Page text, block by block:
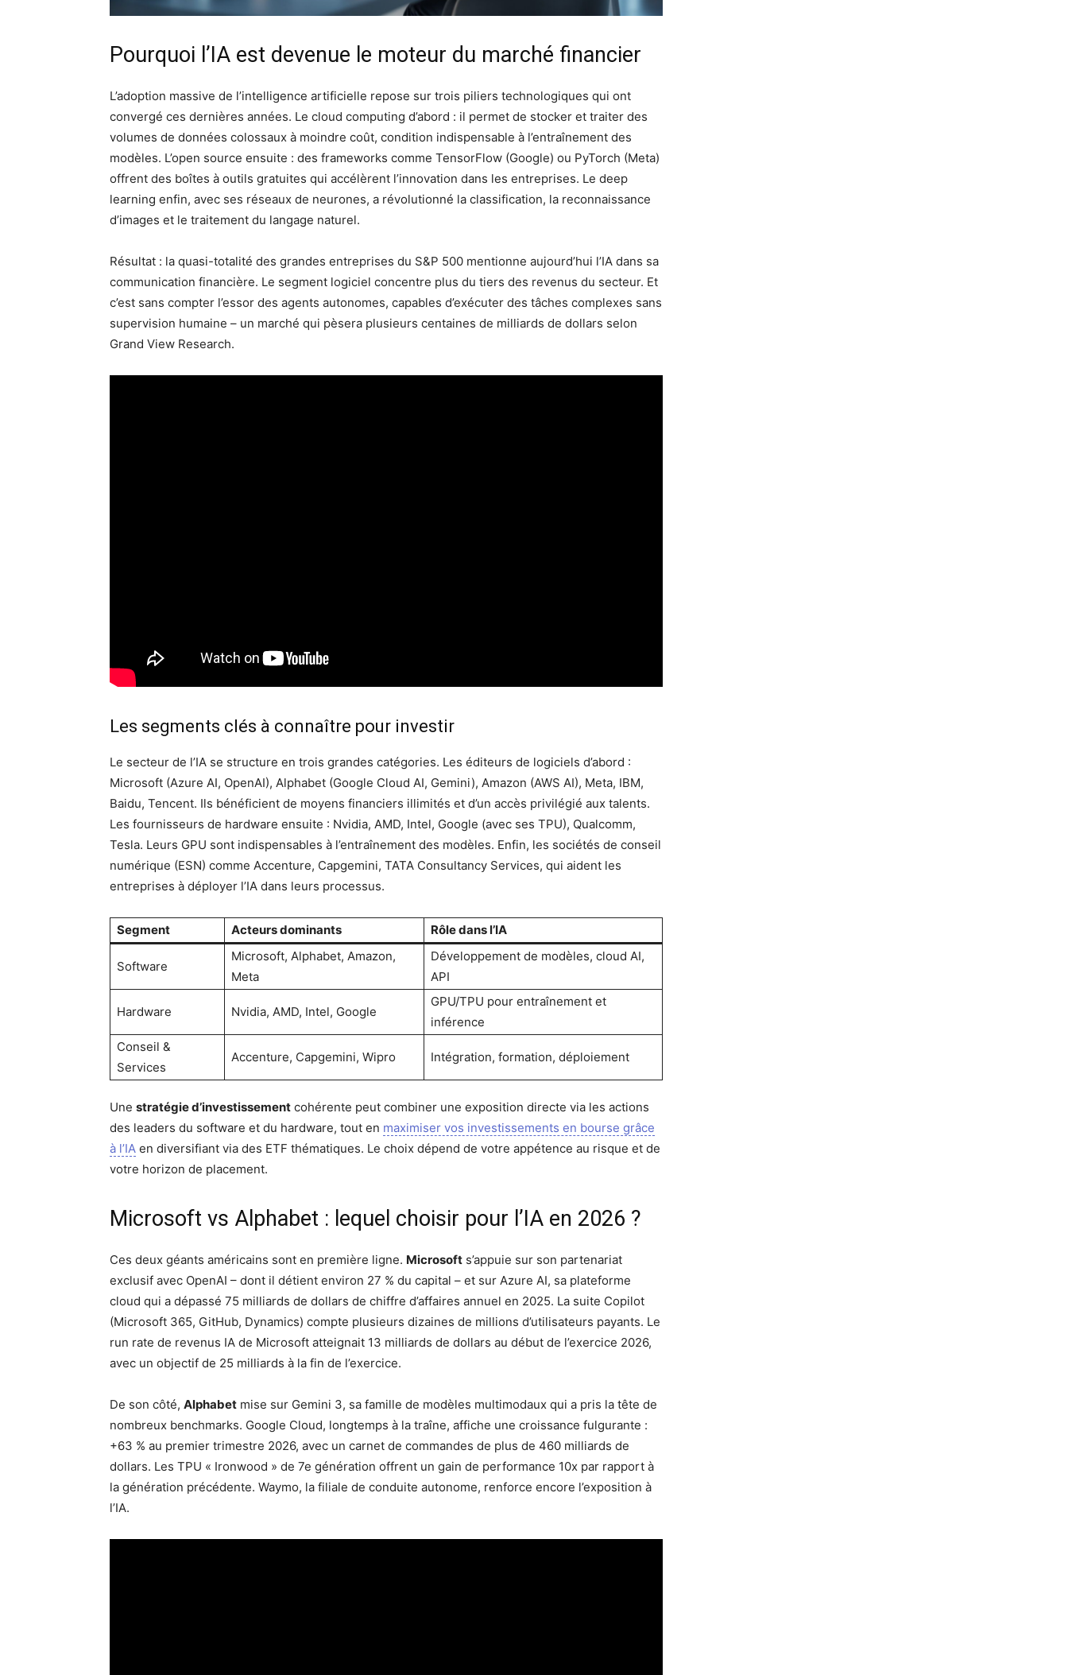
Pourquoi l’IA est devenue le moteur du marché financier
L’adoption massive de l’intelligence artificielle repose sur trois piliers technologiques qui ont
convergé ces dernières années. Le cloud computing d’abord : il permet de stocker et traiter des
volumes de données colossaux à moindre coût, condition indispensable à l’entraînement des
modèles. L’open source ensuite : des frameworks comme TensorFlow (Google) ou PyTorch (Meta)
offrent des boîtes à outils gratuites qui accélèrent l’innovation dans les entreprises. Le deep
learning enfin, avec ses réseaux de neurones, a révolutionné la classification, la reconnaissance
d’images et le traitement du langage naturel.
Résultat : la quasi-totalité des grandes entreprises du S&P 500 mentionne aujourd’hui l’IA dans sa
communication financière. Le segment logiciel concentre plus du tiers des revenus du secteur. Et
c’est sans compter l’essor des agents autonomes, capables d’exécuter des tâches complexes sans
supervision humaine – un marché qui pèsera plusieurs centaines de milliards de dollars selon
Grand View Research.
Les segments clés à connaître pour investir
Le secteur de l’IA se structure en trois grandes catégories. Les éditeurs de logiciels d’abord :
Microsoft (Azure AI, OpenAI), Alphabet (Google Cloud AI, Gemini), Amazon (AWS AI), Meta, IBM,
Baidu, Tencent. Ils bénéficient de moyens financiers illimités et d’un accès privilégié aux talents.
Les fournisseurs de hardware ensuite : Nvidia, AMD, Intel, Google (avec ses TPU), Qualcomm,
Tesla. Leurs GPU sont indispensables à l’entraînement des modèles. Enfin, les sociétés de conseil
numérique (ESN) comme Accenture, Capgemini, TATA Consultancy Services, qui aident les
entreprises à déployer l’IA dans leurs processus.
Segment Acteurs dominants Rôle dans l’IA
Software
Microsoft, Alphabet, Amazon,
Meta
Développement de modèles, cloud AI,
API
Hardware Nvidia, AMD, Intel, Google
GPU/TPU pour entraînement et
inférence
Conseil &
Services
Accenture, Capgemini, Wipro Intégration, formation, déploiement
Une stratégie d’investissement cohérente peut combiner une exposition directe via les actions
des leaders du software et du hardware, tout en maximiser vos investissements en bourse grâce
à l’IA en diversifiant via des ETF thématiques. Le choix dépend de votre appétence au risque et de
votre horizon de placement.
Microsoft vs Alphabet : lequel choisir pour l’IA en 2026 ?
Ces deux géants américains sont en première ligne. Microsoft s’appuie sur son partenariat
exclusif avec OpenAI – dont il détient environ 27 % du capital – et sur Azure AI, sa plateforme
cloud qui a dépassé 75 milliards de dollars de chiffre d’affaires annuel en 2025. La suite Copilot
(Microsoft 365, GitHub, Dynamics) compte plusieurs dizaines de millions d’utilisateurs payants. Le
run rate de revenus IA de Microsoft atteignait 13 milliards de dollars au début de l’exercice 2026,
avec un objectif de 25 milliards à la fin de l’exercice.
De son côté, Alphabet mise sur Gemini 3, sa famille de modèles multimodaux qui a pris la tête de
nombreux benchmarks. Google Cloud, longtemps à la traîne, affiche une croissance fulgurante :
+63 % au premier trimestre 2026, avec un carnet de commandes de plus de 460 milliards de
dollars. Les TPU « Ironwood » de 7e génération offrent un gain de performance 10x par rapport à
la génération précédente. Waymo, la filiale de conduite autonome, renforce encore l’exposition à
l’IA.